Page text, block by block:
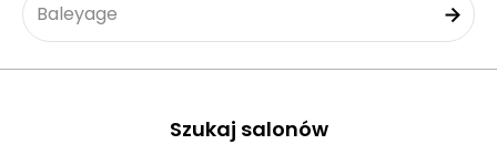
Baleyage
Szukaj salonów